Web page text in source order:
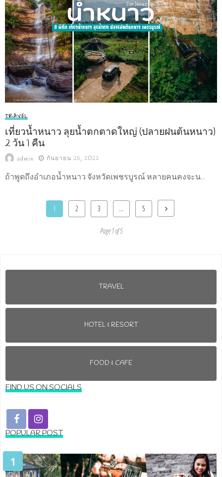
TRAVEL
เที่ยวน้ำหนาว ลุยน้ำตกตาดใหญ่ (ปลายฝนต้นหนาว)
2 วัน 1 คืน
admin กันยายน 25, 2022
ถ้าพูดถึงอำเภอน้ำหนาว จังหวัดเพชรบูรณ์ หลายคนคงจะน...
1 2 3 … 5
Page 1 of 5
TRAVEL
HOTEL & RESORT
FOOD & CAFE
FIND US ON SOCIALS
POPULAR POST
1